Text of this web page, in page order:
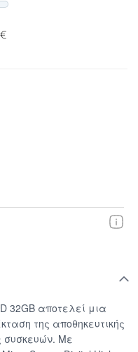
32GB αποτελεί μια
της αποθηκευτικής
συσκευών. Με